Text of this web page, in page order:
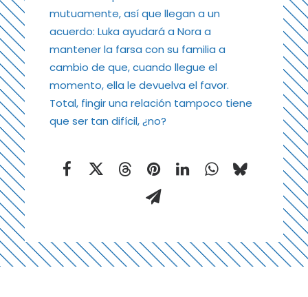
mutuamente, así que llegan a un
acuerdo: Luka ayudará a Nora a
mantener la farsa con su familia a
cambio de que, cuando llegue el
momento, ella le devuelva el favor.
Total, fingir una relación tampoco tiene
que ser tan difícil, ¿no?